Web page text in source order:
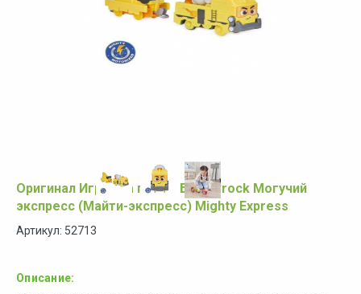
Оригинал Игрушка поезд Брок Brock Могучий
экспресс (Майти-экспресс) Mighty Express
Артикул: 52713
Описание: